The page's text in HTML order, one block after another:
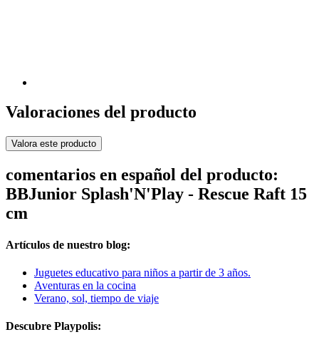
Valoraciones del producto
Valora este producto
comentarios en español del producto:
BBJunior Splash'N'Play - Rescue Raft 15
cm
Artículos de nuestro blog:
Juguetes educativo para niños a partir de 3 años.
Aventuras en la cocina
Verano, sol, tiempo de viaje
Descubre Playpolis: